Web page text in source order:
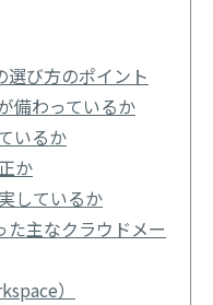
選び方のポイント
備わっているか
いるか
か
しているか
主なクラウドメー
）